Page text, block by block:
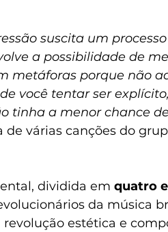
suscita um
a possibilidade de
metáforas porque não
você tentar ser
tinha a menor chance
de várias canções do
dividida em quatro
da música
estética e